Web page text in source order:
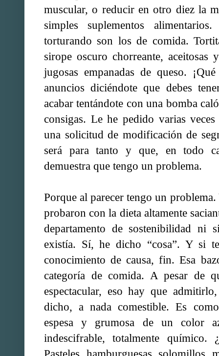
muscular, o reducir en otro diez la
simples suplementos
torturando son los de comida.
sirope oscuro chorreante, aceitosas
jugosas empanadas de queso.
anuncios diciéndote que debes
acabar tentándote con una bomba
consigas. Le he pedido varias
una solicitud de modificación de
será para tanto y que, en todo
demuestra que tengo un problema.
Porque al parecer tengo un
probaron con la dieta altamente
departamento de sostenibilidad ni
existía. Sí, he dicho “cosa”. Y si
conocimiento de causa, fin. Esa
categoría de comida. A pesar de
espectacular, eso hay que
dicho, a nada comestible. Es
espesa y grumosa de un color
indescifrable, totalmente químico.